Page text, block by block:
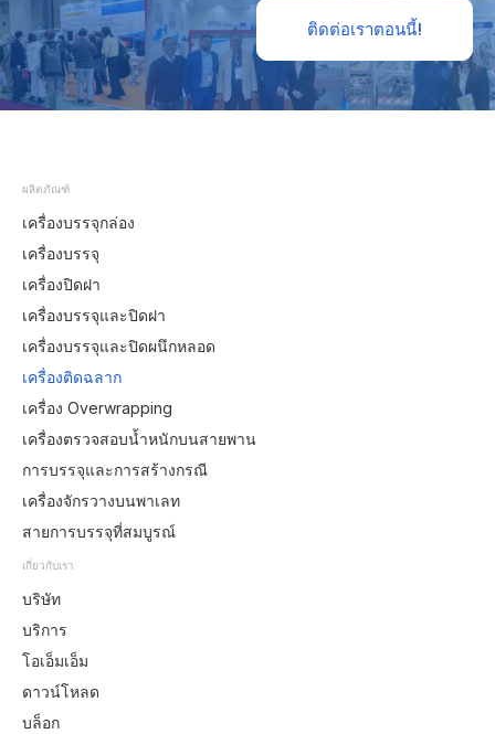
ติดต่อเราตอนนี้!
ผลิตภัณฑ์
เครื่องบรรจุกล่อง
เครื่องบรรจุ
เครื่องปิดฝา
เครื่องบรรจุและปิดฝา
เครื่องบรรจุและปิดผนึกหลอด
เครื่องติดฉลาก
เครื่อง Overwrapping
เครื่องตรวจสอบน้ำหนักบนสายพาน
การบรรจุและการสร้างกรณี
เครื่องจักรวางบนพาเลท
สายการบรรจุที่สมบูรณ์
เกี่ยวกับเรา
บริษัท
บริการ
โอเอ็มเอ็ม
ดาวน์โหลด
บล็อก